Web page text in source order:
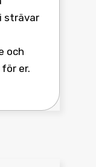
strävar
och
er.